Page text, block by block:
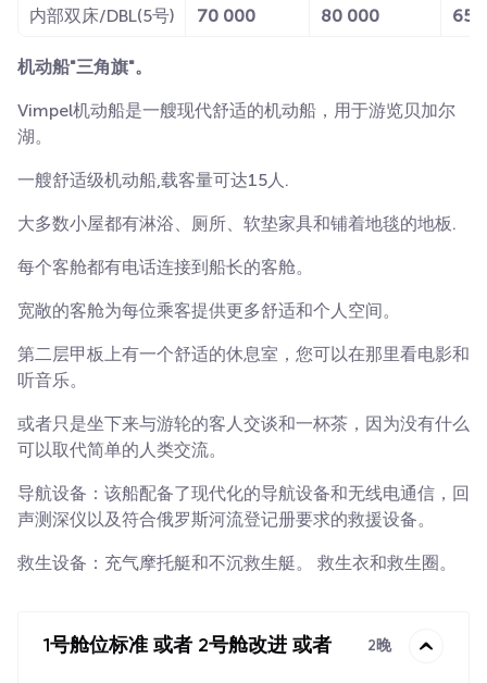
内部双床/DBL(5号)
70 000 80 000 65
机动船"三角旗"。
Vimpel机动船是一艘现代舒适的机动船，用于游览贝加尔
湖。
一艘舒适级机动船,载客量可达15人.
大多数小屋都有淋浴、厕所、软垫家具和铺着地毯的地板.
每个客舱都有电话连接到船长的客舱。
宽敞的客舱为每位乘客提供更多舒适和个人空间。
第二层甲板上有一个舒适的休息室，您可以在那里看电影和
听音乐。
或者只是坐下来与游轮的客人交谈和一杯茶，因为没有什么
可以取代简单的人类交流。
导航设备：该船配备了现代化的导航设备和无线电通信，回
声测深仪以及符合俄罗斯河流登记册要求的救援设备。
救生设备：充气摩托艇和不沉救生艇。 救生衣和救生圈。
1号舱位标准 或者 2号舱改进 或者 2晚